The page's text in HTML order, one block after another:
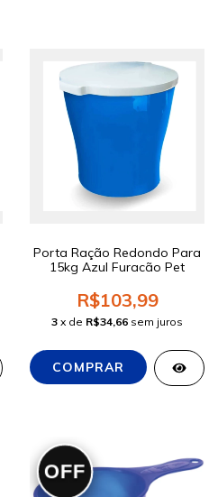
Porta Ração Redondo Para
15kg Azul Furacão Pet
R$103,99
3 x de R$34,66 sem juros
OFF